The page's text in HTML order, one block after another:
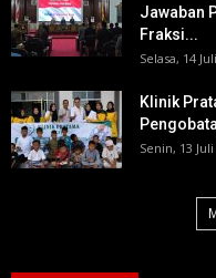
Jawaban
Fraksi...
Selasa, 14
Klinik
Senin, 13